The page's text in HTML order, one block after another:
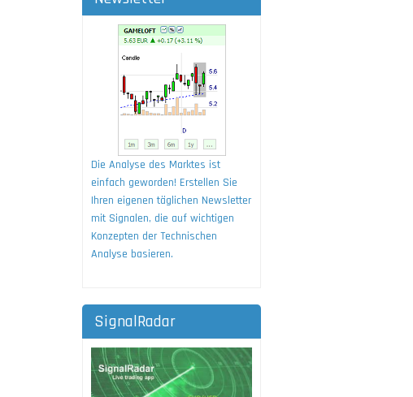
Die Analyse des Marktes ist
einfach geworden! Erstellen Sie
Ihren eigenen täglichen Newsletter
mit Signalen, die auf wichtigen
Konzepten der Technischen
Analyse basieren.
SignalRadar